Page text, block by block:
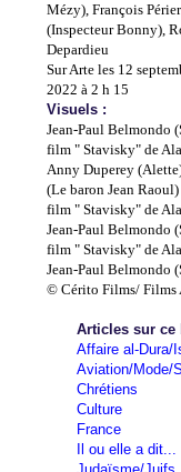
Mézy), François
(Inspecteur Bonny),
Depardieu
Sur Arte les 12
2022 à 2 h 15
Visuels :
Jean-Paul Belmondo
film " Stavisky" de
Anny Duperey
(Le baron Jean
film " Stavisky" de
Jean-Paul Belmondo
film " Stavisky" de
Jean-Paul Belmondo
© Cérito Films/ Films
Articles sur ce
Affaire al-Dura/
Aviation/Mode/
Chrétiens
Culture
France
Il ou elle a dit...